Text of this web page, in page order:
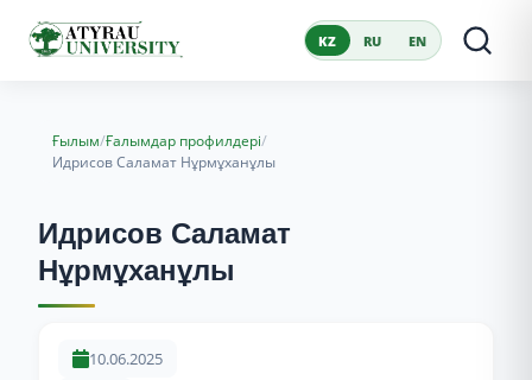
KZ RU EN
Ғылым/Ғалымдар профилдері/
Идрисов Саламат Нұрмұханұлы
Идрисов Саламат
Нұрмұханұлы
10.06.2025